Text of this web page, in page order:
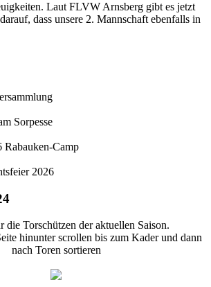
Laut FLVW Arnsberg gibt es jetzt
dass unsere 2. Mannschaft ebenfalls in
Sorpesse
Rabauken-Camp
2026
die Torschützen der aktuellen Saison.
hinunter scrollen bis zum Kader und dann
nach Toren sortieren